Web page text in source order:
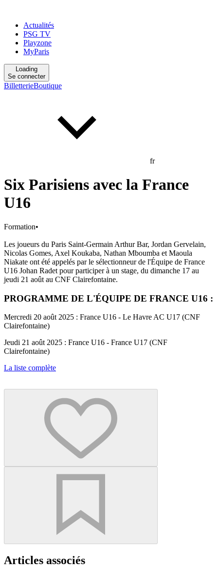
Actualités
PSG TV
Playzone
MyParis
Loading
Se connecter
BilletterieBoutique
fr
Six Parisiens avec la France
U16
Formation•
Les joueurs du Paris Saint-Germain Arthur Bar, Jordan Gervelain,
Nicolas Gomes, Axel Koukaba, Nathan Mboumba et Maoula
Niakate ont été appelés par le sélectionneur de l'Équipe de France
U16 Johan Radet pour participer à un stage, du dimanche 17 au
jeudi 21 août au CNF Clairefontaine.
PROGRAMME DE L'ÉQUIPE DE FRANCE U16 :
Mercredi 20 août 2025 : France U16 - Le Havre AC U17 (CNF
Clairefontaine)
Jeudi 21 août 2025 : France U16 - France U17 (CNF
Clairefontaine)
La liste complète
Articles associés